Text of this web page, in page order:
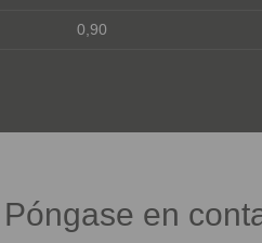
0,90
Póngase en